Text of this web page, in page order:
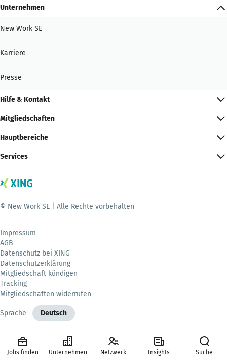
Unternehmen
New Work SE
Karriere
Presse
Hilfe & Kontakt
Mitgliedschaften
Hauptbereiche
Services
© New Work SE | Alle Rechte vorbehalten
Impressum
AGB
Datenschutz bei XING
Datenschutzerklärung
Mitgliedschaft kündigen
Tracking
Mitgliedschaften widerrufen
Sprache Deutsch
Jobs finden Unternehmen Netzwerk Insights Suche